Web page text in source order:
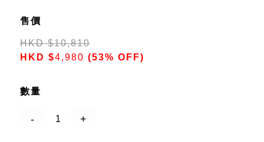
售價
HKD$10,810
HKD $4,980 (53% OFF)
數量